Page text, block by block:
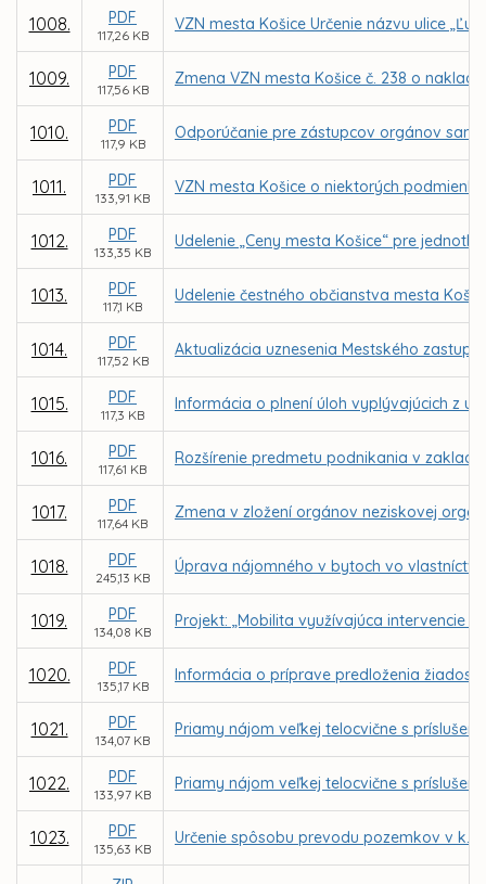
1008. PDF
117,26 KB
VZN mesta Košice Určenie názvu ulice
1009. PDF
117,56 KB
Zmena VZN mesta Košice č. 238 o
1010. PDF
117,9 KB
Odporúčanie pre zástupcov orgánov
1011. PDF
133,91 KB
VZN mesta Košice o niektorých
1012. PDF
133,35 KB
Udelenie „Ceny mesta Košice“ pre
1013. PDF
117,1 KB
Udelenie čestného občianstva mesta
1014. PDF
117,52 KB
Aktualizácia uznesenia Mestského
1015. PDF
117,3 KB
Informácia o plnení úloh vyplývajúcich z
1016. PDF
117,61 KB
Rozšírenie predmetu podnikania v
1017. PDF
117,64 KB
Zmena v zložení orgánov neziskovej
1018. PDF
245,13 KB
Úprava nájomného v bytoch vo
1019. PDF
134,08 KB
Projekt: „Mobilita využívajúca intervencie
1020. PDF
135,17 KB
Informácia o príprave predloženia
1021. PDF
134,07 KB
Priamy nájom veľkej telocvične s
1022. PDF
133,97 KB
Priamy nájom veľkej telocvične s
1023. PDF
135,63 KB
Určenie spôsobu prevodu pozemkov v k.